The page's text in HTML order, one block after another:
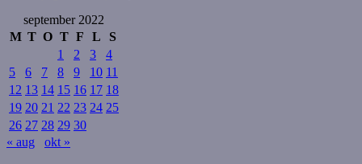
september 2022
M T O T F L
S
1
2 3
4
5
6 7 8 9 10 11
12 13 14 15 16 17 18
19 20 21 22 23 24 25
26 27 28 29 30
« aug
okt »